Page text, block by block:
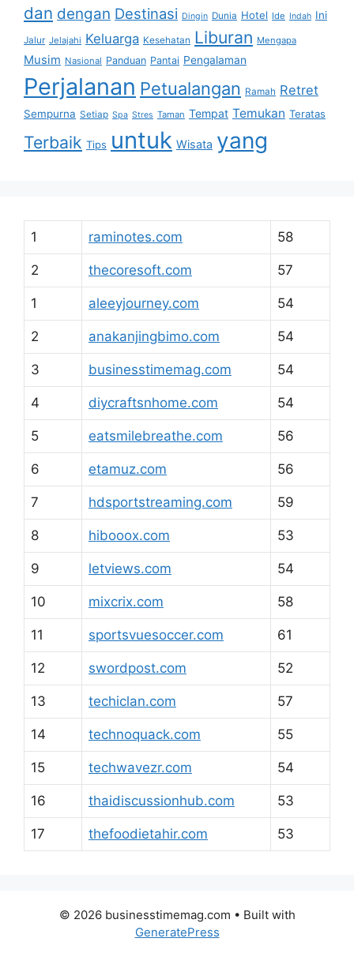
dan dengan Destinasi Dingin Dunia Hotel Ide Indah Ini
Jalur Jelajahi Keluarga Kesehatan Liburan Mengapa
Musim Nasional Panduan Pantai Pengalaman
Perjalanan Petualangan Ramah Retret
Sempurna Setiap Spa Stres Taman Tempat Temukan Teratas
Terbaik Tips untuk Wisata yang
1 raminotes.com 58
2 thecoresoft.com 57
1 aleeyjourney.com 54
2 anakanjingbimo.com 54
3 businesstimemag.com 54
4 diycraftsnhome.com 54
5 eatsmilebreathe.com 56
6 etamuz.com 56
7 hdsportstreaming.com 59
8 hibooox.com 53
9 letviews.com 54
10 mixcrix.com 58
11 sportsvuesoccer.com 61
12 swordpost.com 52
13 techiclan.com 57
14 technoquack.com 55
15 techwavezr.com 54
16 thaidiscussionhub.com 53
17 thefoodietahir.com 53
© 2026 businesstimemag.com • Built with
GeneratePress